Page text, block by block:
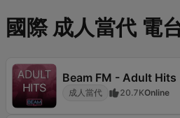
國際 成人當代 電
Beam FM - Adult Hits
成人當代 20.7KOnline